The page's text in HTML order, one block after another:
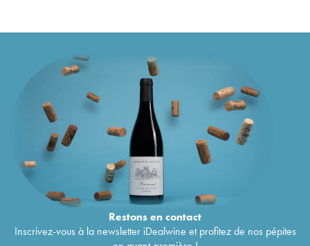
Restons encontact
Inscrivez-vous à la newsletter iDealwine et profitez de nos pépites